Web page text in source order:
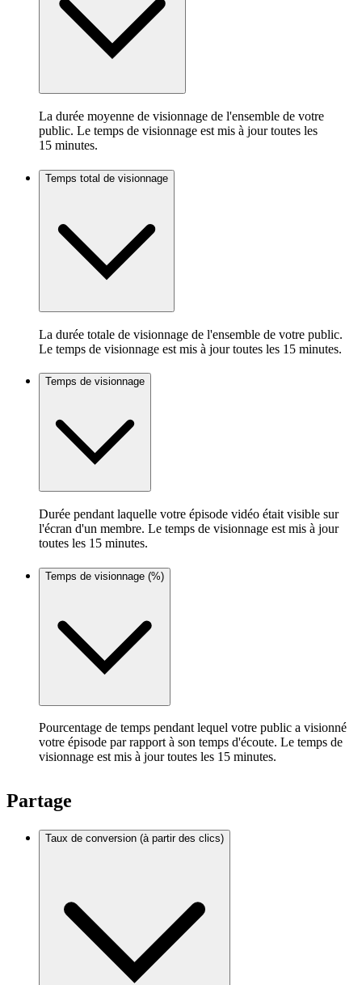
La durée moyenne de visionnage de l'ensemble de votre
public. Le temps de visionnage est mis à jour toutes les
15 minutes.
Temps total de visionnage
La durée totale de visionnage de l'ensemble de votre public.
Le temps de visionnage est mis à jour toutes les 15 minutes.
Temps de visionnage
Durée pendant laquelle votre épisode vidéo était visible sur
l'écran d'un membre. Le temps de visionnage est mis à jour
toutes les 15 minutes.
Temps de visionnage (%)
Pourcentage de temps pendant lequel votre public a visionné
votre épisode par rapport à son temps d'écoute. Le temps de
visionnage est mis à jour toutes les 15 minutes.
Partage
Taux de conversion (à partir des clics)